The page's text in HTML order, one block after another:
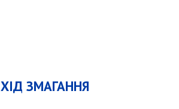
ХІД ЗМАГАННЯ